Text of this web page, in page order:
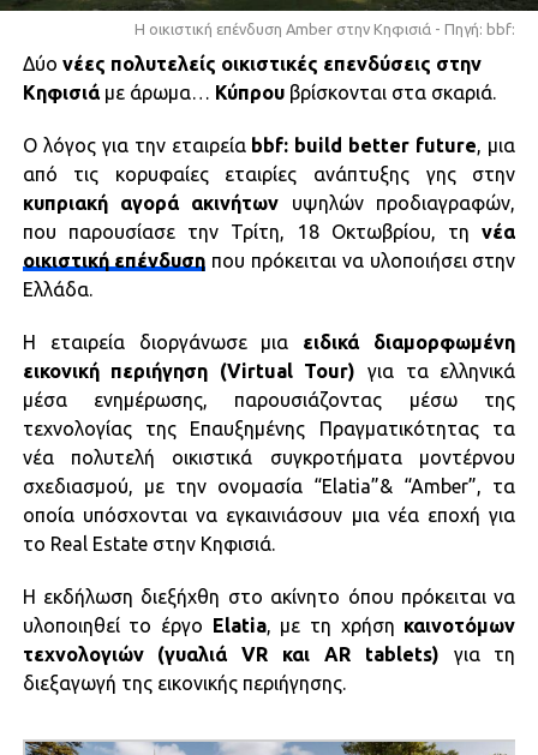
Η οικιστική επένδυση Amber στην Κηφισιά - Πηγή: bbf:
Δύο νέες πολυτελείς οικιστικές επενδύσεις στην
Κηφισιάμε άρωμα… Κύπρουβρίσκονται στα σκαριά.
Ο λόγος για την εταιρεία bbf: build better future, μια
από τις κορυφαίες εταιρίες ανάπτυξης γης στην
κυπριακή αγορά ακινήτων υψηλών προδιαγραφών,
που παρουσίασε την Τρίτη, 18 Οκτωβρίου, τηνέα
οικιστική επένδυση που πρόκειται να υλοποιήσει στην
Ελλάδα.
Η εταιρεία διοργάνωσε μια ειδικά διαμορφωμένη
εικονική περιήγηση (Virtual Tour) για τα ελληνικά
μέσα ενημέρωσης, παρουσιάζοντας μέσω της
τεχνολογίας της Επαυξημένης Πραγματικότητας τα
νέα πολυτελή οικιστικά συγκροτήματα μοντέρνου
σχεδιασμού, με την ονομασία “Elatia”& “Amber”, τα
οποία υπόσχονται να εγκαινιάσουν μια νέα εποχή για
το Real Estate στην Κηφισιά.
Η εκδήλωση διεξήχθη στο ακίνητο όπου πρόκειται να
υλοποιηθεί το έργο Elatia, με τη χρήση καινοτόμων
τεχνολογιών (γυαλιά VR και AR tablets) για τη
διεξαγωγή της εικονικής περιήγησης.